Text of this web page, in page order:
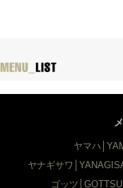
ヤマハ
ヤナギサワ
ゴッツ│GOTTSU